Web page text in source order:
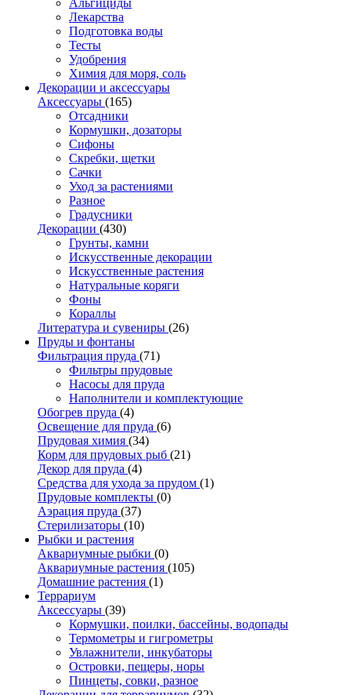
Лекарства
Подготовка воды
Тесты
Удобрения
Химия для моря, соль
Декорации и аксессуары
Аксессуары (165)
Отсадники
Кормушки, дозаторы
Сифоны
Скребки, щетки
Сачки
Уход за растениями
Разное
Градусники
Декорации (430)
Грунты, камни
Искусственные декорации
Искусственные растения
Натуральные коряги
Фоны
Кораллы
Литература и сувениры (26)
Пруды и фонтаны
Фильтрация пруда (71)
Фильтры прудовые
Насосы для пруда
Наполнители и комплектующие
Обогрев пруда (4)
Освещение для пруда (6)
Прудовая химия (34)
Корм для прудовых рыб (21)
Декор для пруда (4)
Средства для ухода за прудом (1)
Прудовые комплекты (0)
Аэрация пруда (37)
Стерилизаторы (10)
Рыбки и растения
Аквариумные рыбки (0)
Аквариумные растения (105)
Домашние растения (1)
Террариум
Аксессуары (39)
Кормушки, поилки, бассейны, водопады
Термометры и гигрометры
Увлажнители, инкубаторы
Островки, пещеры, норы
Пинцеты, совки, разное